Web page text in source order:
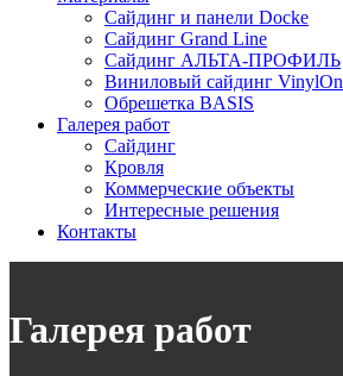
Сайдинг и панели Docke
Сайдинг Grand Line
Сайдинг АЛЬТА-ПРОФИЛЬ
Виниловый сайдинг VinylOn
Обрешетка BASIS
Галерея работ
Сайдинг
Кровля
Коммерческие объекты
Интересные решения
Контакты
Галерея работ